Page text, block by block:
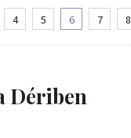
4 5 6 7 8
Dériben